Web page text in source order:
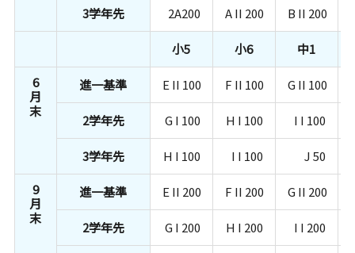
3学年先 2A200 A II 200 B II 200
小5 小6
中1
6
月
末
進一基準 E II 100 F II 100 G II 100
2学年先 G I 100 H I 100 I I 100
3学年先 H I 100 I I 100
J 50
9
月
末
進一基準 E II 200 F II 200 G II 200
2学年先 G I 200 H I 200 I I 200